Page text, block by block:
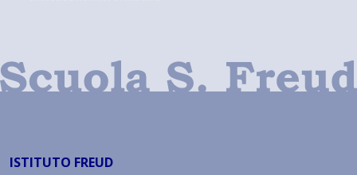
ISTITUTO FREUD